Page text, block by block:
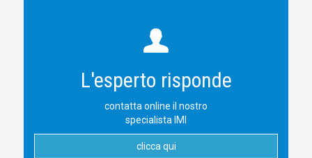
L'esperto risponde
contatta online il nostro
specialista IMI
clicca qui